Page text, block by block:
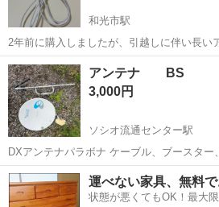
和光市駅
2年前に購入しましたが、引越しに伴い長い
でお譲りします。 目立つ傷や汚れはありません。 引き取り限定となり
ます。
埼玉 和光市 和光市駅
アンテナ BS
3,000円
ソシオ流通センター駅
DXアンテナパラボナ ケーブル、ブースター、混合器、分配器、金物あ
りますので、別売りですがご相談下さい。 取り付けも対応出来ます。
UHFはありません。
埼玉 熊谷市 ソシオ流通センター駅
運べない家具、無料
状態が悪くてもOK！最大